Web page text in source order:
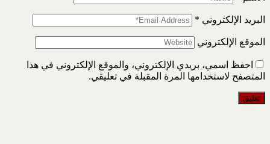
البريد الإلكتروني *
الموقع الإلكتروني
احفظ اسمي، بريدي الإلكتروني، والموقع الإلكتروني في هذا
المتصفح لاستخدامها المرة المقبلة في تعليقي.